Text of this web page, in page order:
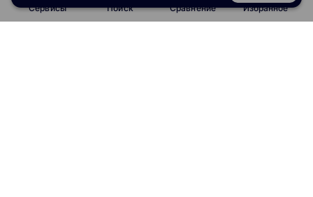
Сервисы Поиск Сравнение Избранное